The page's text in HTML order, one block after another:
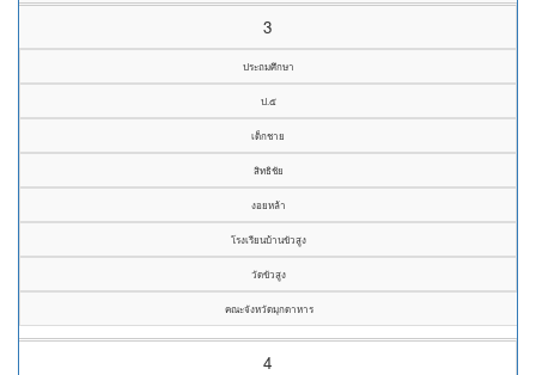
3
ประถมศึกษา
ป.๕
เด็กชาย
สิทธิชัย
งอยหล้า
โรงเรียนบ้านขัวสูง
วัดขัวสูง
คณะจังหวัดมุกดาหาร
4